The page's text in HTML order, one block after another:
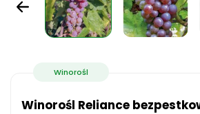
Winorośl
Winorośl Reliance